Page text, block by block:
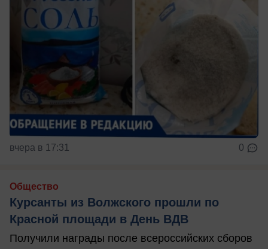
вчера в 17:31 0
Общество
Курсанты из Волжского прошли по
Красной площади в День ВДВ
Получили награды после всероссийских сборов